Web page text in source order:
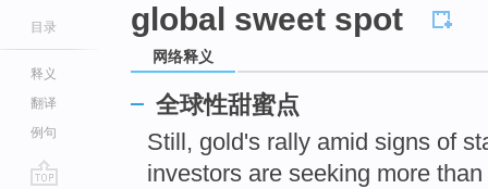
目录
释义
翻译
例句
global sweet spot
网络释义
全球性甜蜜点
Still, gold's rally amid signs of
investors are seeking more